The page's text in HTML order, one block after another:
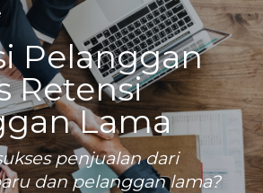
Pelanggan
Retensi
Lama
penjualan dari
dan pelanggan lama?